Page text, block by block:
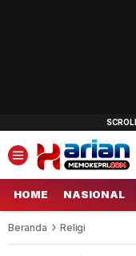
HOME NASIONAL
Beranda Religi